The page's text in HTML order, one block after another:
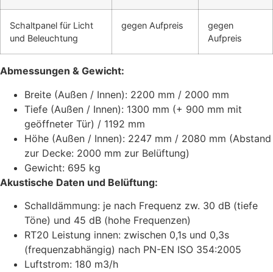
Schaltpanel für Licht
und Beleuchtung
gegen Aufpreis
gegen
Aufpreis
Abmessungen & Gewicht:
Breite (Außen / Innen): 2200 mm / 2000 mm
Tiefe (Außen / Innen): 1300 mm (+ 900 mm mit
geöffneter Tür) / 1192 mm
Höhe (Außen / Innen): 2247 mm / 2080 mm (Abstand
zur Decke: 2000 mm zur Belüftung)
Gewicht: 695 kg
Akustische Daten und Belüftung:
Schalldämmung: je nach Frequenz zw. 30 dB (tiefe
Töne) und 45 dB (hohe Frequenzen)
RT20 Leistung innen: zwischen 0,1s und 0,3s
(frequenzabhängig) nach PN-EN ISO 354:2005
Luftstrom: 180 m3/h